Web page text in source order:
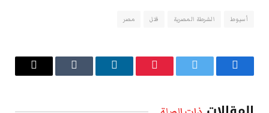
أسيوط الشرطة المصرية قتل مصر
فيسبوك تويتر بينتيريستلينكدإن Tumblr
البريد